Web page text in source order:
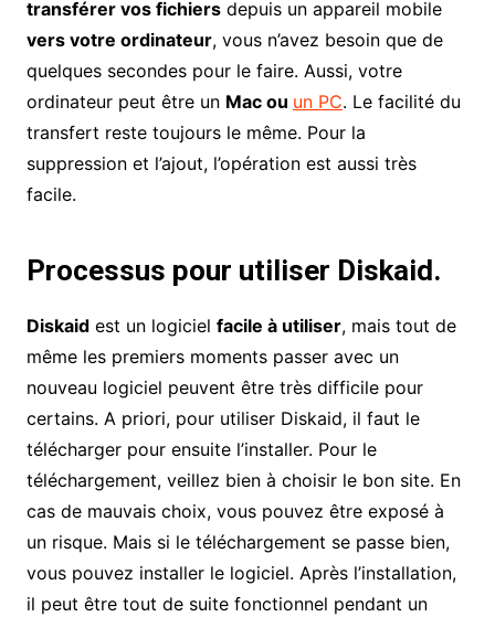
transférer vos fichiersdepuis un appareil mobile
vers votre ordinateur, vous n’avez besoin que de
quelques secondes pour le faire. Aussi, votre
ordinateur peut être un Mac ou un PC. Le facilité du
transfert reste toujours le même. Pour la
suppression et l’ajout, l’opération est aussi très
facile.
Processus pour utiliser Diskaid.
Diskaidest un logiciel facile à utiliser, mais tout de
même les premiers moments passer avec un
nouveau logiciel peuvent être très difficile pour
certains. A priori, pour utiliser Diskaid, il faut le
télécharger pour ensuite l’installer. Pour le
téléchargement, veillez bien à choisir le bon site. En
cas de mauvais choix, vous pouvez être exposé à
un risque. Mais si le téléchargement se passe bien,
vous pouvez installer le logiciel. Après l’installation,
il peut être tout de suite fonctionnel pendant un